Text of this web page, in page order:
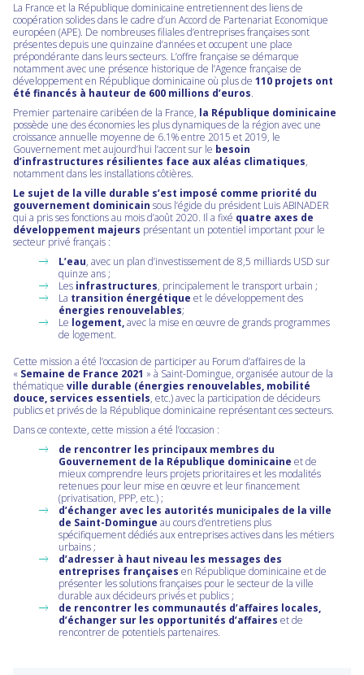
La France et la République dominicaine entretiennent des liens de
coopération solides dans le cadre d’un Accord de Partenariat Economique
européen (APE). De nombreuses filiales d’entreprises françaises sont
présentes depuis une quinzaine d’années et occupent une place
prépondérante dans leurs secteurs. L’offre française se démarque
notamment avec une présence historique de l’Agence française de
développement en République dominicaine où plus de 110 projets ont
été financés à hauteur de 600 millions d’euros.
Premier partenaire caribéen de la France, la République dominicaine
possède une des économies les plus dynamiques de la région avec une
croissance annuelle moyenne de 6.1% entre 2015 et 2019, le
Gouvernement met aujourd’hui l’accent sur le besoin
d’infrastructures résilientes face aux aléas climatiques,
notamment dans les installations côtières.
Le sujet de la ville durable s’est imposé comme priorité du
gouvernement dominicain sous l’égide du président Luis ABINADER
qui a pris ses fonctions au mois d’août 2020. Il a fixé quatre axes de
développement majeurs présentant un potentiel important pour le
secteur privé français :
L’eau, avec un plan d’investissement de 8,5 milliards USD sur
quinze ans ;
Les infrastructures, principalement le transport urbain ;
La transition énergétique et le développement des
énergies renouvelables;
Le logement,avec la mise en œuvre de grands programmes
de logement.
Cette mission a été l’occasion de participer au Forum d’affaires de la
« Semaine de France 2021 » à Saint-Domingue, organisée autour de la
thématique ville durable (énergies renouvelables, mobilité
douce, services essentiels, etc.) avec la participation de décideurs
publics et privés de la République dominicaine représentant ces secteurs.
Dans ce contexte, cette mission a été l’occasion :
de rencontrer les principaux membres du
Gouvernement de la République dominicaine et de
mieux comprendre leurs projets prioritaires et les modalités
retenues pour leur mise en œuvre et leur financement
(privatisation, PPP, etc.) ;
d’échanger avec les autorités municipales de la ville
de Saint-Domingue au cours d’entretiens plus
spécifiquement dédiés aux entreprises actives dans les métiers
urbains ;
d’adresser à haut niveau les messages des
entreprises françaises en République dominicaine et de
présenter les solutions françaises pour le secteur de la ville
durable aux décideurs privés et publics ;
de rencontrer les communautés d’affaires locales,
d’échanger sur les opportunités d’affaires et de
rencontrer de potentiels partenaires.